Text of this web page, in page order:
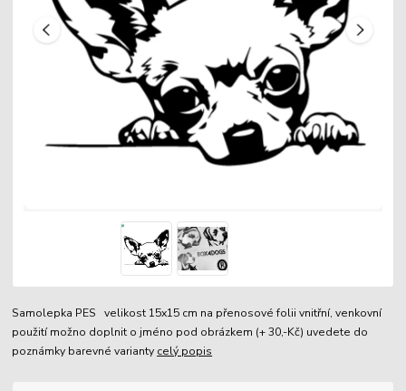
Samolepka PES velikost 15x15 cm na přenosové folii vnitřní, venkovní
použití možno doplnit o jméno pod obrázkem (+ 30,-Kč) uvedete do
poznámky barevné varianty celý popis